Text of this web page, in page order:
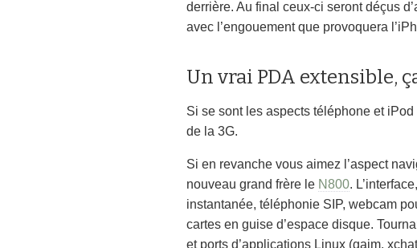
derrière. Au final ceux-ci seront déçus
avec l’engouement que provoquera
Un vrai PDA extensible,
Si se sont les aspects téléphone et
de la 3G.
Si en revanche vous aimez l’aspect
nouveau grand frère le N800.
instantanée, téléphonie SIP, webcam
cartes en guise d’espace disque.
et ports d’applications Linux (gaim,